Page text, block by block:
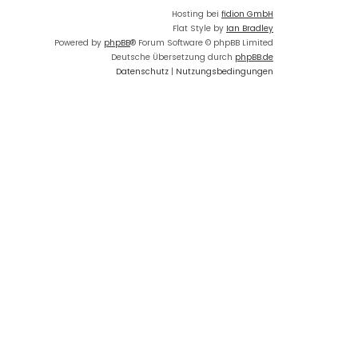
Hosting bei fidion GmbH
Flat Style by Ian Bradley
Powered by phpBB® Forum Software © phpBB Limited
Deutsche Übersetzung durch phpBB.de
Datenschutz | Nutzungsbedingungen